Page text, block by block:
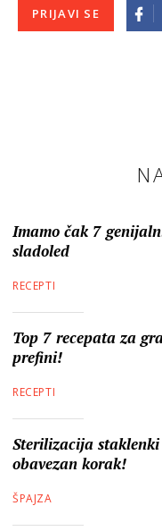
PRIJAVI SE
Imamo čak 7
sladoled
RECEPTI
Top 7 recepata za
prefini!
RECEPTI
Sterilizacija
obavezan korak!
ŠPAJZA